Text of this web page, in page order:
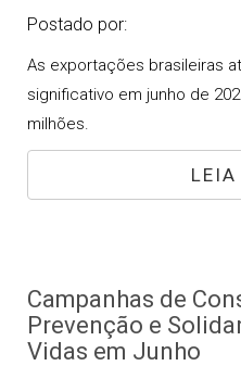
Postado por:
As exportações brasileiras
significativo em junho de
milhões.
Campanhas de
Prevenção e
Vidas em Junho